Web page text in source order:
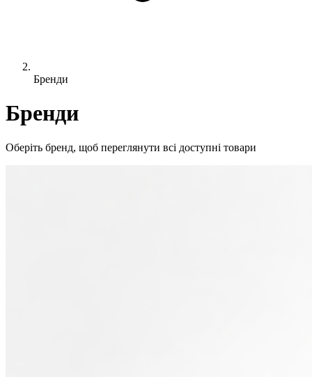
Бренди
Бренди
Оберіть бренд, щоб переглянути всі доступні товари